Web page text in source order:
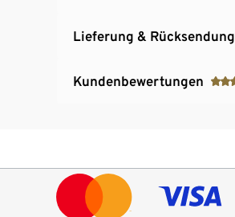
Lieferung & Rücksendung
Kundenbewertungen